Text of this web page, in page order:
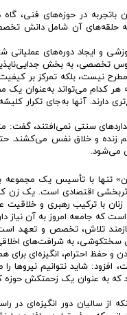
در حوزه‌های فنی، گاه
حلقه‌های آن شامل دانش
و ایجاد دوره‌های
تخصصی، به بخش
نیست، بلکه تمرکز بر
کدام می‌تواند به‌عنوان یک
دارند. آنها به‌جای تکرار
سنتی نمی‌افتند،
زنده و خلاق نفس می‌کشند.
می‌شود.
تنها با تأسیس یک مجموعه
اثربخشی اقتصادی است. یک زن
با ترکیب رهبری و خلاقیت
که جامعه امروز به آن نیاز
تلاش، تخصص و تعهد
به شرافت‌های اخلاقی
و حفظ احترام، انگیزه‌ای برای
شاید نتوانیم نیروها را
باشد که به عنوان یک زحمتکش
از سالیان دور انگیزه‌ای